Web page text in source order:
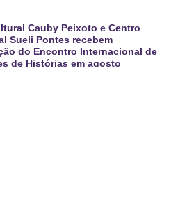
Cauby Peixoto e Centro
Sueli Pontes recebem
do Encontro Internacional de
de Histórias em agosto